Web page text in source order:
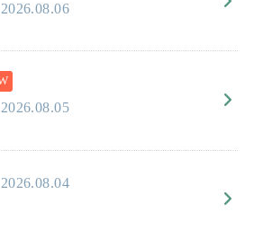
2026.08.06
2026.08.05
2026.08.04